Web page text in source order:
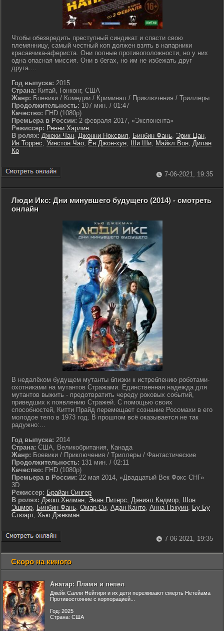
Чтобы обезвредить преступный синдикат и спасти свою
племянницу, самый честный коп должен взять в напарники
красавчика-афериста. Они полные противоположности, но у них
одна опасная миссия. Они в бегах, но им не избежать друг
друга....
Год выпуска: 2015
Страна: Китай, Гонконг, США
Жанр: Боевики / Комедии / Криминал / Приключения / Триллеры
Продолжительность: 107 мин. / 01:47
Качество: FHD (1080p)
Премьера в России: 2 февраля 2017, «Экспонента»
Режиссер: Ренни Харлин
В ролях: Джеки Чан, Джонни Ноксвил, Бинбин Фань, Эрик Цан,
Ив Торрес, Уинстон Чао, Ён Джон-хун, Ши Ши, Майкл Вон, Дилан
Ко
7-06-2021, 19:35
Люди Икс: Дни минувшего будущего (2014) - смотреть
онлайн
В недалёком будущем мутанты близки к истреблению роботами-
охотниками на мутантов Стражами. Единственная надежда для
мутантов выжить - предотвратить череду роковых событий,
приведших к появлению Стражей. С помощью своих
способностей, Китти Прайд перемещает сознание Росомахи в его
молодое тело в 1973 год. В прошлом всё оказывается не так
радужно:...
Год выпуска: 2014
Страна: США, Великобритания, Канада
Жанр: Боевики / Приключения / Триллеры / Фантастические
Продолжительность: 131 мин. / 02:11
Качество: FHD (1080p)
Премьера в России: 22 мая 2014, «Двадцатый Век Фокс СНГ»
3D
Режиссер: Брайан Сингер
В ролях: Джош Хелман, Эван Питерс, Дэниэл Кадмор, Шон
Эшмор, Бинбин Фань, Омар Си, Адан Канто, Анна Пэкуин, Бу Бу
Стюарт, Хью Джекман
7-06-2021, 19:35
Скоро на киного
Аватар: Пламя и пепел
Джейк Салли Нейтири и их дети переживают смерть Нетейама
Противостояние с корпорацией...
Год: 2025
Страна: США